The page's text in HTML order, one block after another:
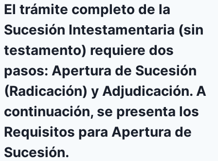
El trámite completo de la
Sucesión Intestamentaria (sin
testamento) requiere dos
pasos: Apertura de Sucesión
(Radicación) y Adjudicación. A
continuación, se presenta los
Requisitos para Apertura de
Sucesión.